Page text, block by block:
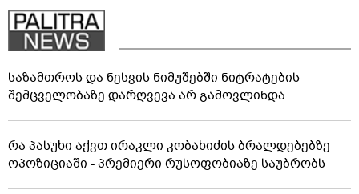
საზამთროს და ნესვის ნიმუშებში ნიტრატების
შემცველობაზე დარღვევა არ გამოვლინდა
რა პასუხი აქვთ ირაკლი კობახიძის ბრალდებებზე
ოპოზიციაში - პრემიერი რუსოფობიაზე საუბრობს